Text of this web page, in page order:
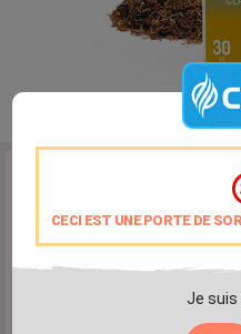
CECI EST UNE PORTE DE
Je suis
Marque: Alfaliquid
Le liquide FR-K d'Alfaliquid, un
habilement les notes de classic
cacahuète. Son équilibre en fait
la vape ainsi que pour ceux qui